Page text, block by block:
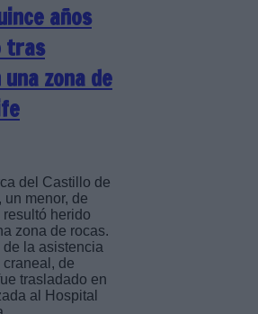
años
tras
zona de
del Castillo de
un menor, de
herido
zona de rocas.
la asistencia
de
trasladado en
al Hospital